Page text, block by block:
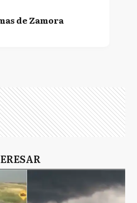
de Zamora